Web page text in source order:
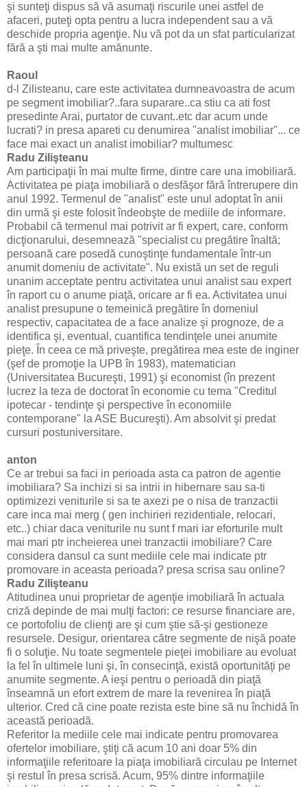
şi sunteţi dispus să vă asumaţi riscurile unei astfel de
afaceri, puteţi opta pentru a lucra independent sau a vă
deschide propria agenţie. Nu vă pot da un sfat particularizat
fără a şti mai multe amănunte.
Raoul
d-l Zilisteanu, care este activitatea dumneavoastra de acum
pe segment imobiliar?..fara suparare..ca stiu ca ati fost
presedinte Arai, purtator de cuvant..etc dar acum unde
lucrati? in presa apareti cu denumirea "analist imobiliar"... ce
face mai exact un analist imobiliar? multumesc
Radu Zilişteanu
Am participaţii în mai multe firme, dintre care una imobiliară.
Activitatea pe piaţa imobiliară o desfăşor fără întrerupere din
anul 1992. Termenul de "analist" este unul adoptat în anii
din urmă şi este folosit îndeobşte de mediile de informare.
Probabil că termenul mai potrivit ar fi expert, care, conform
dicţionarului, desemnează "specialist cu pregătire înaltă;
persoană care posedă cunoştinţe fundamentale într-un
anumit domeniu de activitate". Nu există un set de reguli
unanim acceptate pentru activitatea unui analist sau expert
în raport cu o anume piaţă, oricare ar fi ea. Activitatea unui
analist presupune o temeinică pregătire în domeniul
respectiv, capacitatea de a face analize şi prognoze, de a
identifica şi, eventual, cuantifica tendinţele unei anumite
pieţe. În ceea ce mă priveşte, pregătirea mea este de inginer
(şef de promoţie la UPB în 1983), matematician
(Universitatea Bucureşti, 1991) şi economist (în prezent
lucrez la teza de doctorat în economie cu tema "Creditul
ipotecar - tendinţe şi perspective în economiile
contemporane" la ASE Bucureşti). Am absolvit şi predat
cursuri postuniversitare.
anton
Ce ar trebui sa faci in perioada asta ca patron de agentie
imobiliara? Sa inchizi si sa intrii in hibernare sau sa-ti
optimizezi veniturile si sa te axezi pe o nisa de tranzactii
care inca mai merg ( gen inchirieri rezidentiale, relocari,
etc..) chiar daca veniturile nu sunt f mari iar eforturile mult
mai mari ptr incheierea unei tranzactii imobiliare? Care
considera dansul ca sunt mediile cele mai indicate ptr
promovare in aceasta perioada? presa scrisa sau online?
Radu Zilişteanu
Atitudinea unui proprietar de agenţie imobiliară în actuala
criză depinde de mai mulţi factori: ce resurse financiare are,
ce portofoliu de clienţi are şi cum ştie să-şi gestioneze
resursele. Desigur, orientarea către segmente de nişă poate
fi o soluţie. Nu toate segmentele pieţei imobiliare au evoluat
la fel în ultimele luni şi, în consecinţă, există oportunităţi pe
anumite segmente. A ieşi pentru o perioadă din piaţă
înseamnă un efort extrem de mare la revenirea în piaţă
ulterior. Cred că cine poate rezista este bine să nu închidă în
această perioadă.
Referitor la mediile cele mai indicate pentru promovarea
ofertelor imobiliare, ştiţi că acum 10 ani doar 5% din
informaţiile referitoare la piaţa imobiliară circulau pe Internet
şi restul în presa scrisă. Acum, 95% dintre informaţiile